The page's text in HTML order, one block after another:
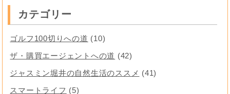
カテゴリー
ゴルフ100切りへの道 (10)
ザ・購買エージェントへの道 (42)
ジャスミン堀井の自然生活のススメ (41)
スマートライフ (5)